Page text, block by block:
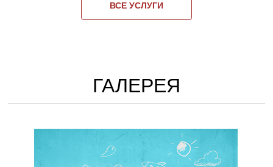
ВСЕ УСЛУГИ
ГАЛЕРЕЯ